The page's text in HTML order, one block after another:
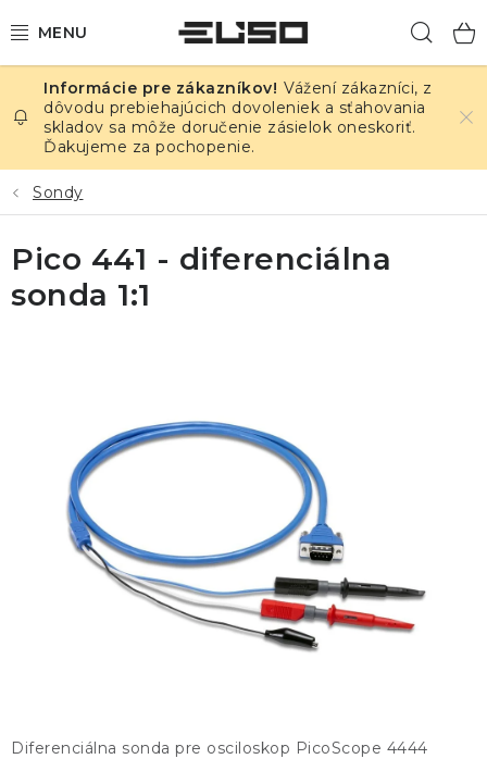
na
ELEKTRINA
TEPLOTA A VLHKOSŤ
TLAK A ÚNIKY
ZÁZNAMNÍKY
KONTAKTY
Vážení zákazníci, z
dôvodu prebiehajúcich dovoleniek a sťahovania
skladov sa môže doručenie zásielok oneskoriť.
Ďakujeme za pochopenie.
Sondy
Diferenciálna sonda pre osciloskop PicoScope 4444
Pico 441 - diferenciálna
sonda 1:1